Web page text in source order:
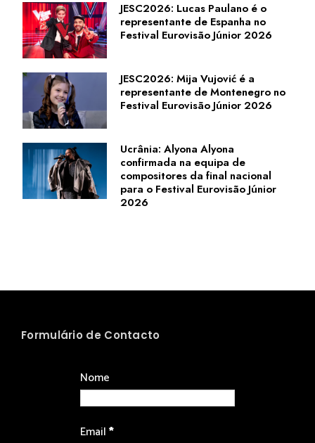
JESC2026: Lucas Paulano é o
representante de Espanha no
Festival Eurovisão Júnior 2026
JESC2026: Mija Vujović é a
representante de Montenegro no
Festival Eurovisão Júnior 2026
Ucrânia: Alyona Alyona
confirmada na equipa de
compositores da final nacional
para o Festival Eurovisão Júnior
2026
Formulário de Contacto
Nome
Email*